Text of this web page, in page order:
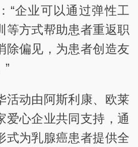
“企业可以通过弹性工
等方式帮助患者重返职
除偏见，为患者创造友
”
活动由阿斯利康、欧莱
爱心企业共同支持，通
式为乳腺癌患者提供全